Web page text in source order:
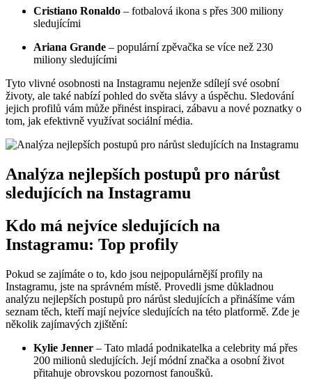
Cristiano Ronaldo – fotbalová ikona s přes 300 miliony
sledujícími
Ariana Grande – populární zpěvačka se více než 230
miliony sledujícími
Tyto vlivné osobnosti na Instagramu nejenže sdílejí své osobní
životy, ale také nabízí pohled do světa slávy a úspěchu. Sledování
jejich profilů vám může přinést inspiraci, zábavu a nové poznatky o
tom, jak efektivně využívat sociální média.
Analýza nejlepších postupů pro nárůst
sledujících na Instagramu
Kdo má nejvíce sledujících na
Instagramu: Top profily
Pokud se zajímáte o to, kdo jsou nejpopulárnější profily na
Instagramu, jste na správném místě. Provedli jsme důkladnou
analýzu nejlepších postupů pro nárůst sledujících a přinášíme vám
seznam těch, kteří mají nejvíce sledujících na této platformě. Zde je
několik zajímavých zjištění:
Kylie Jenner – Tato mladá podnikatelka a celebrity má přes
200 milionů sledujících. Její módní značka a osobní život
přitahuje obrovskou pozornost fanoušků.